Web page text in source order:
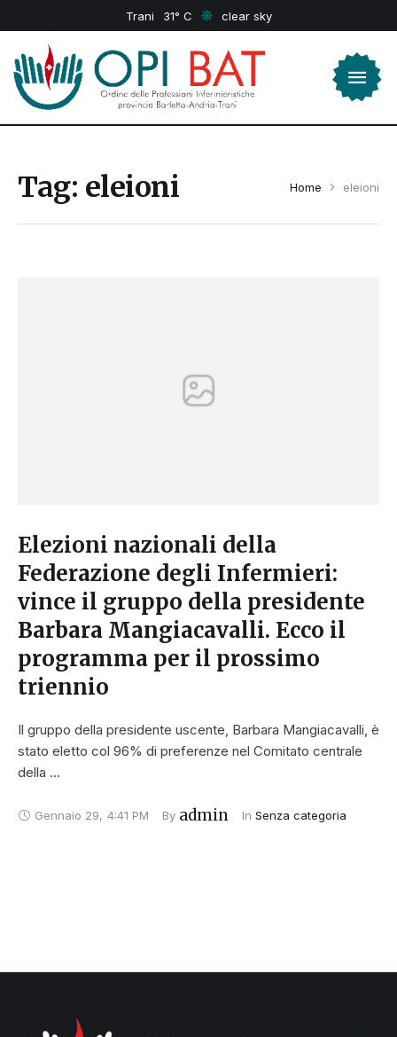
Trani 31 clear sky
Tag: eleioni Home eleioni
Elezioni nazionali della
Federazione degli Infermieri:
vince il gruppo della presidente
Barbara Mangiacavalli. Ecco il
programma per il prossimo
triennio
Il gruppo della presidente uscente, Barbara Mangiacavalli, è
stato eletto col 96% di preferenze nel Comitato centrale
della …
Gennaio 29, 4:41 PM By admin In Senza categoria